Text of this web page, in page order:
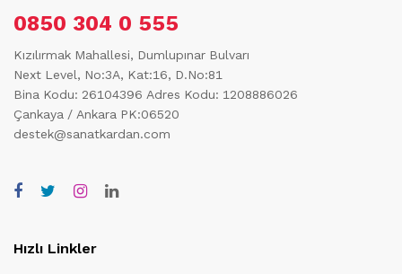
0850 304 0 555
Kızılırmak Mahallesi, Dumlupınar Bulvarı
Next Level, No:3A, Kat:16, D.No:81
Bina Kodu: 26104396 Adres Kodu: 1208886026
Çankaya / Ankara PK:06520
destek@sanatkardan.com
Hızlı Linkler